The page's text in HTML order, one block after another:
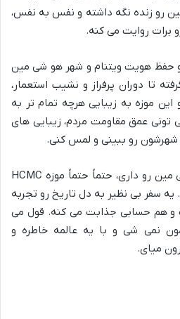
رو زنده نگه داشته و نفس به نفس،
برات روایت می کنه.
حفظ هویت ویتنام و شهر هو شی مین
تا دوران پرفراز و نشیب استعمار،
موزه به زیبایی هرچه تمام تر به
عمق مقاومت مردم، زیبایی های
رو ببینی و لمس کنی.
پس اگه قصد سفر به هو شی مین رو داری، حتماً حتماً موزه HCMC
یه سفر بی نظیر به دل تاریخ رو تجربه
و هم حسابی جذابت می کنه. قول می
نمی شی و با یه عالمه خاطره و
میای.